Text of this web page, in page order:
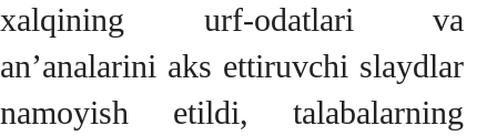
xalqining urf-odatlari va
an’analarini aks ettiruvchi slaydlar
namoyish etildi, talabalarning